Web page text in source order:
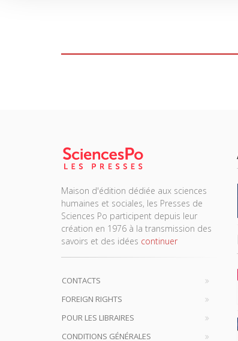
Maison d'édition dédiée aux sciences
humaines et sociales, les Presses de
Sciences Po participent depuis leur
création en 1976 à la transmission des
savoirs et des idées continuer
CONTACTS
FOREIGN RIGHTS
POUR LES LIBRAIRES
CONDITIONS GÉNÉRALES